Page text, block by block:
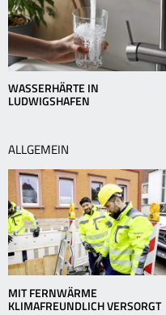
WASSERHÄRTE IN
LUDWIGSHAFEN
ALLGEMEIN
MIT FERNWÄRME
KLIMAFREUNDLICH VERSORGT